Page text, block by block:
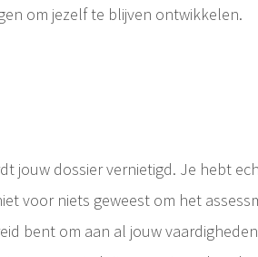
om jezelf te blijven ontwikkelen.
jouw dossier vernietigd. Je hebt
voor niets geweest om het
bent om aan al jouw